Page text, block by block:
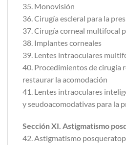
35. Monovisión
36. Cirugía escleral para la
37. Cirugía corneal multifocal
38. Implantes corneales
39. Lentes intraoculares
40. Procedimientos de cirugía
restaurar la acomodación
41. Lentes intraoculares
y seudoacomodativas para la
Sección XI. Astigmatismo
42. Astigmatismo